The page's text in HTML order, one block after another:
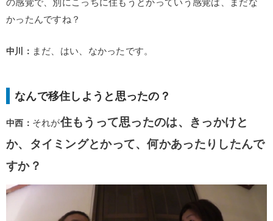
の感覚で、別にこっちに住もうとかっていう感覚は、まだな
かったんですね？
中川： まだ、はい、なかったです。
なんで移住しようと思ったの？
中西： それが住もうって思ったのは、きっかけと
か、タイミングとかって、何かあったりしたんで
すか？